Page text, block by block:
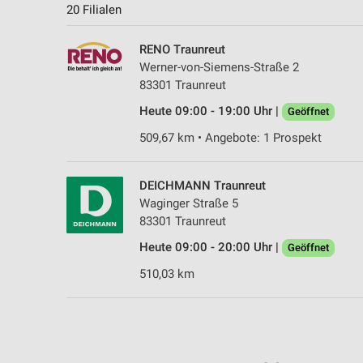
20 Filialen
RENO Traunreut
Werner-von-Siemens-Straße 2
83301 Traunreut
Heute 09:00 - 19:00 Uhr |
Geöffnet
509,67 km • Angebote: 1 Prospekt
DEICHMANN Traunreut
Waginger Straße 5
83301 Traunreut
Heute 09:00 - 20:00 Uhr |
Geöffnet
510,03 km